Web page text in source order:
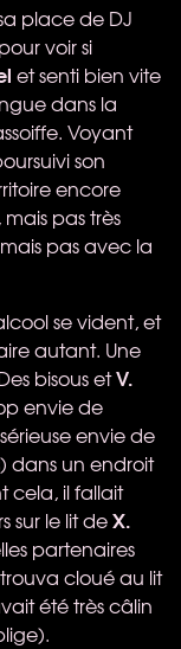
place de DJ
voir si
et senti bien vite
dans la
Voyant
son
encore
pas très
mais pas avec la
se vident, et
autant. Une
bisous etV.
envie de
envie de
dans un endroit
cela, il fallait
sur le lit deX.
partenaires
cloué au lit
été très câlin